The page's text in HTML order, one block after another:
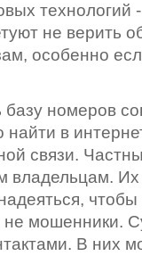
технологий
не верить
особенно
номеров
в
связи.
владельцам.
не мошенники.
В них